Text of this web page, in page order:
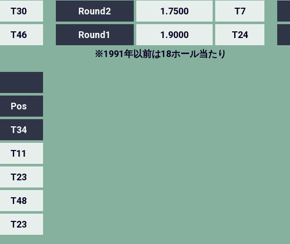
T30
T46
Round2 1.7500 T7
Round1 1.9000
T24
※1991年以前は18ホール当たり
Pos
T34
T11
T23
T48
T23